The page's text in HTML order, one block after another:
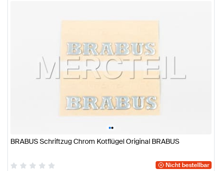
••
BRABUS Schriftzug Chrom Kotflügel Original BRABUS
Nicht bestellbar